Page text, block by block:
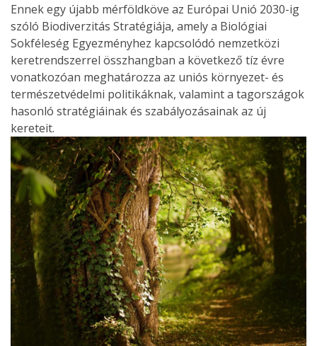
Ennek egy újabb mérföldköve az Európai Unió 2030-ig
szóló Biodiverzitás Stratégiája, amely a Biológiai
Sokféleség Egyezményhez kapcsolódó nemzetközi
keretrendszerrel összhangban a következő tíz évre
vonatkozóan meghatározza az uniós környezet- és
természetvédelmi politikáknak, valamint a tagországok
hasonló stratégiáinak és szabályozásainak az új
kereteit.